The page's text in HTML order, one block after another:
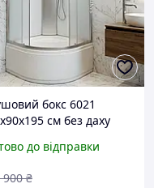
бокс 6021
см без даху
матове скло на
до відправки
900 ₴